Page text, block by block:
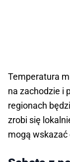
Temperatura
na zachodzie i
regionach
zrobi się
mogą wskazać